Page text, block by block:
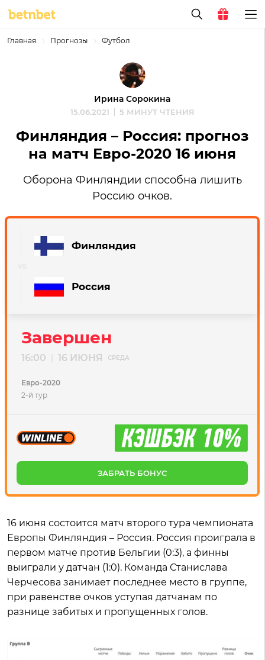
Главная Прогнозы Футбол
Ирина Сорокина
15.06.2021 5 МИНУТ ЧТЕНИЯ
Финляндия – Россия: прогноз
на матч Евро-2020 16 июня
Оборона Финляндии способна лишить
Россию очков.
Финляндия
Россия
Завершен
16:00 16 ИЮНЯ СРЕДА
Евро-2020
2-й тур
ЗАБРАТЬ БОНУС
16 июня состоится матч второго тура чемпионата
Европы Финляндия – Россия. Россия проиграла в
первом матче против Бельгии (0:3), а финны
выиграли у датчан (1:0). Команда Станислава
Черчесова занимает последнее место в группе,
при равенстве очков уступая датчанам по
разнице забитых и пропущенных голов.